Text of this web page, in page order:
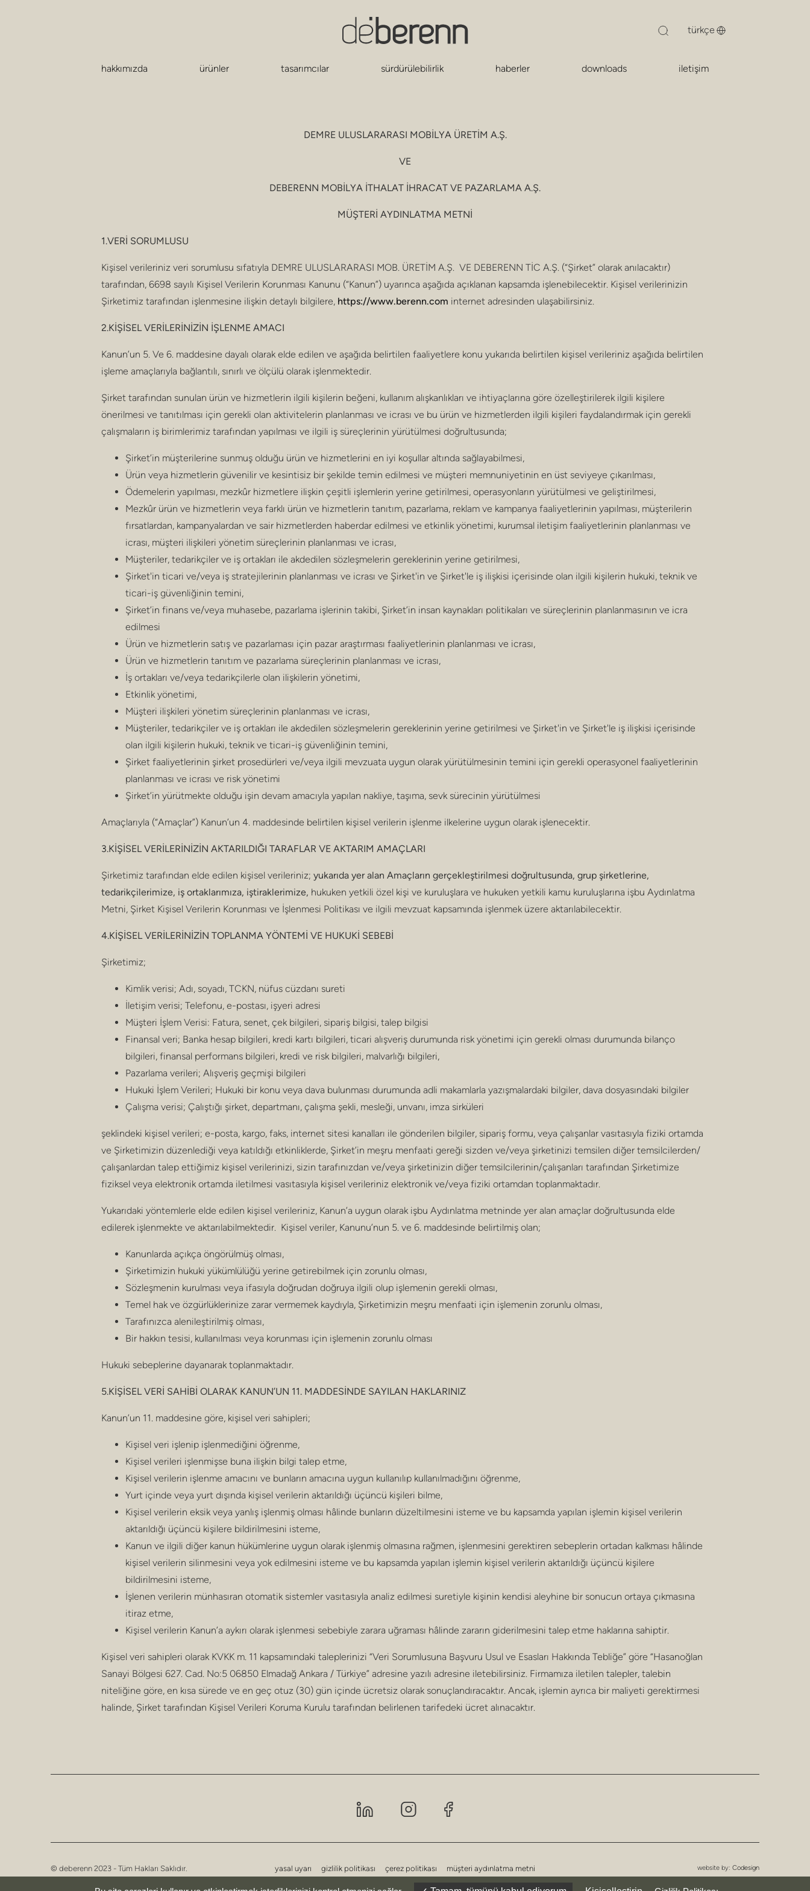
hakkımızda ürünler tasarımcılar sürdürülebilirlik haberler downloads iletişim
DEMRE ULUSLARARASI MOBİLYA ÜRETİM A.Ş.
VE
DEBERENN MOBİLYA İTHALAT İHRACAT VE PAZARLAMA A.Ş.
MÜŞTERİ AYDINLATMA METNİ
1.VERİ SORUMLUSU
Kişisel verileriniz veri sorumlusu sıfatıyla DEMRE ULUSLARARASI MOB. ÜRETİM A.Ş. VE DEBERENN TİC A.Ş. (“Şirket” olarak anılacaktır)
tarafından, 6698 sayılı Kişisel Verilerin Korunması Kanunu (“Kanun”) uyarınca aşağıda açıklanan kapsamda işlenebilecektir. Kişisel verilerinizin
Şirketimiz tarafından işlenmesine ilişkin detaylı bilgilere, https://www.berenn.com internet adresinden ulaşabilirsiniz.
2.KİŞİSEL VERİLERİNİZİN İŞLENME AMACI
Kanun’un 5. Ve 6. maddesine dayalı olarak elde edilen ve aşağıda belirtilen faaliyetlere konu yukarıda belirtilen kişisel verileriniz aşağıda belirtilen
işleme amaçlarıyla bağlantılı, sınırlı ve ölçülü olarak işlenmektedir.
Şirket tarafından sunulan ürün ve hizmetlerin ilgili kişilerin beğeni, kullanım alışkanlıkları ve ihtiyaçlarına göre özelleştirilerek ilgili kişilere
önerilmesi ve tanıtılması için gerekli olan aktivitelerin planlanması ve icrası ve bu ürün ve hizmetlerden ilgili kişileri faydalandırmak için gerekli
çalışmaların iş birimlerimiz tarafından yapılması ve ilgili iş süreçlerinin yürütülmesi doğrultusunda;
Şirket’in müşterilerine sunmuş olduğu ürün ve hizmetlerini en iyi koşullar altında sağlayabilmesi,
Ürün veya hizmetlerin güvenilir ve kesintisiz bir şekilde temin edilmesi ve müşteri memnuniyetinin en üst seviyeye çıkarılması,
Ödemelerin yapılması, mezkûr hizmetlere ilişkin çeşitli işlemlerin yerine getirilmesi, operasyonların yürütülmesi ve geliştirilmesi,
Mezkûr ürün ve hizmetlerin veya farklı ürün ve hizmetlerin tanıtım, pazarlama, reklam ve kampanya faaliyetlerinin yapılması, müşterilerin
fırsatlardan, kampanyalardan ve sair hizmetlerden haberdar edilmesi ve etkinlik yönetimi, kurumsal iletişim faaliyetlerinin planlanması ve
icrası, müşteri ilişkileri yönetim süreçlerinin planlanması ve icrası,
Müşteriler, tedarikçiler ve iş ortakları ile akdedilen sözleşmelerin gereklerinin yerine getirilmesi,
Şirket'in ticari ve/veya iş stratejilerinin planlanması ve icrası ve Şirket'in ve Şirket'le iş ilişkisi içerisinde olan ilgili kişilerin hukuki, teknik ve
ticari-iş güvenliğinin temini,
Şirket’in finans ve/veya muhasebe, pazarlama işlerinin takibi, Şirket’in insan kaynakları politikaları ve süreçlerinin planlanmasının ve icra
edilmesi
Ürün ve hizmetlerin satış ve pazarlaması için pazar araştırması faaliyetlerinin planlanması ve icrası,
Ürün ve hizmetlerin tanıtım ve pazarlama süreçlerinin planlanması ve icrası,
İş ortakları ve/veya tedarikçilerle olan ilişkilerin yönetimi,
Etkinlik yönetimi,
Müşteri ilişkileri yönetim süreçlerinin planlanması ve icrası,
Müşteriler, tedarikçiler ve iş ortakları ile akdedilen sözleşmelerin gereklerinin yerine getirilmesi ve Şirket'in ve Şirket'le iş ilişkisi içerisinde
olan ilgili kişilerin hukuki, teknik ve ticari-iş güvenliğinin temini,
Şirket faaliyetlerinin şirket prosedürleri ve/veya ilgili mevzuata uygun olarak yürütülmesinin temini için gerekli operasyonel faaliyetlerinin
planlanması ve icrası ve risk yönetimi
Şirket’in yürütmekte olduğu işin devam amacıyla yapılan nakliye, taşıma, sevk sürecinin yürütülmesi
Amaçlarıyla (“Amaçlar”) Kanun’un 4. maddesinde belirtilen kişisel verilerin işlenme ilkelerine uygun olarak işlenecektir.
3.KİŞİSEL VERİLERİNİZİN AKTARILDIĞI TARAFLAR VE AKTARIM AMAÇLARI
Şirketimiz tarafından elde edilen kişisel verileriniz; yukarıda yer alan Amaçların gerçekleştirilmesi doğrultusunda, grup şirketlerine,
tedarikçilerimize, iş ortaklarımıza, iştiraklerimize, hukuken yetkili özel kişi ve kuruluşlara ve hukuken yetkili kamu kuruluşlarına işbu Aydınlatma
Metni, Şirket Kişisel Verilerin Korunması ve İşlenmesi Politikası ve ilgili mevzuat kapsamında işlenmek üzere aktarılabilecektir.
4.KİŞİSEL VERİLERİNİZİN TOPLANMA YÖNTEMİ VE HUKUKİ SEBEBİ
Şirketimiz;
Kimlik verisi; Adı, soyadı, TCKN, nüfus cüzdanı sureti
İletişim verisi; Telefonu, e-postası, işyeri adresi
Müşteri İşlem Verisi: Fatura, senet, çek bilgileri, sipariş bilgisi, talep bilgisi
Finansal veri; Banka hesap bilgileri, kredi kartı bilgileri, ticari alışveriş durumunda risk yönetimi için gerekli olması durumunda bilanço
bilgileri, finansal performans bilgileri, kredi ve risk bilgileri, malvarlığı bilgileri,
Pazarlama verileri; Alışveriş geçmişi bilgileri
Hukuki İşlem Verileri; Hukuki bir konu veya dava bulunması durumunda adli makamlarla yazışmalardaki bilgiler, dava dosyasındaki bilgiler
Çalışma verisi; Çalıştığı şirket, departmanı, çalışma şekli, mesleği, unvanı, imza sirküleri
şeklindeki kişisel verileri; e-posta, kargo, faks, internet sitesi kanalları ile gönderilen bilgiler, sipariş formu, veya çalışanlar vasıtasıyla fiziki ortamda
ve Şirketimizin düzenlediği veya katıldığı etkinliklerde, Şirket’in meşru menfaati gereği sizden ve/veya şirketinizi temsilen diğer temsilcilerden/
çalışanlardan talep ettiğimiz kişisel verilerinizi, sizin tarafınızdan ve/veya şirketinizin diğer temsilcilerinin/çalışanları tarafından Şirketimize
fiziksel veya elektronik ortamda iletilmesi vasıtasıyla kişisel verileriniz elektronik ve/veya fiziki ortamdan toplanmaktadır.
Yukarıdaki yöntemlerle elde edilen kişisel verileriniz, Kanun’a uygun olarak işbu Aydınlatma metninde yer alan amaçlar doğrultusunda elde
edilerek işlenmekte ve aktarılabilmektedir. Kişisel veriler, Kanunu’nun 5. ve 6. maddesinde belirtilmiş olan;
Kanunlarda açıkça öngörülmüş olması,
Şirketimizin hukuki yükümlülüğü yerine getirebilmek için zorunlu olması,
Sözleşmenin kurulması veya ifasıyla doğrudan doğruya ilgili olup işlemenin gerekli olması,
Temel hak ve özgürlüklerinize zarar vermemek kaydıyla, Şirketimizin meşru menfaati için işlemenin zorunlu olması,
Tarafınızca alenileştirilmiş olması,
Bir hakkın tesisi, kullanılması veya korunması için işlemenin zorunlu olması
Hukuki sebeplerine dayanarak toplanmaktadır.
5.KİŞİSEL VERİ SAHİBİ OLARAK KANUN’UN 11. MADDESİNDE SAYILAN HAKLARINIZ
Kanun’un 11. maddesine göre, kişisel veri sahipleri;
Kişisel veri işlenip işlenmediğini öğrenme,
Kişisel verileri işlenmişse buna ilişkin bilgi talep etme,
Kişisel verilerin işlenme amacını ve bunların amacına uygun kullanılıp kullanılmadığını öğrenme,
Yurt içinde veya yurt dışında kişisel verilerin aktarıldığı üçüncü kişileri bilme,
Kişisel verilerin eksik veya yanlış işlenmiş olması hâlinde bunların düzeltilmesini isteme ve bu kapsamda yapılan işlemin kişisel verilerin
aktarıldığı üçüncü kişilere bildirilmesini isteme,
Kanun ve ilgili diğer kanun hükümlerine uygun olarak işlenmiş olmasına rağmen, işlenmesini gerektiren sebeplerin ortadan kalkması hâlinde
kişisel verilerin silinmesini veya yok edilmesini isteme ve bu kapsamda yapılan işlemin kişisel verilerin aktarıldığı üçüncü kişilere
bildirilmesini isteme,
İşlenen verilerin münhasıran otomatik sistemler vasıtasıyla analiz edilmesi suretiyle kişinin kendisi aleyhine bir sonucun ortaya çıkmasına
itiraz etme,
Kişisel verilerin Kanun’a aykırı olarak işlenmesi sebebiyle zarara uğraması hâlinde zararın giderilmesini talep etme haklarına sahiptir.
Kişisel veri sahipleri olarak KVKK m. 11 kapsamındaki taleplerinizi “Veri Sorumlusuna Başvuru Usul ve Esasları Hakkında Tebliğe” göre “Hasanoğlan
Sanayi Bölgesi 627. Cad. No:5 06850 Elmadağ Ankara / Türkiye” adresine yazılı adresine iletebilirsiniz. Firmamıza iletilen talepler, talebin
niteliğine göre, en kısa sürede ve en geç otuz (30) gün içinde ücretsiz olarak sonuçlandıracaktır. Ancak, işlemin ayrıca bir maliyeti gerektirmesi
halinde, Şirket tarafından Kişisel Verileri Koruma Kurulu tarafından belirlenen tarifedeki ücret alınacaktır.
© deberenn 2023 - Tüm Hakları Saklıdır. yasal uyarı gizlilik politikası çerez politikası
müşteri aydınlatma metni
ziyaretçi aydınlatma metni
website by: Codesign